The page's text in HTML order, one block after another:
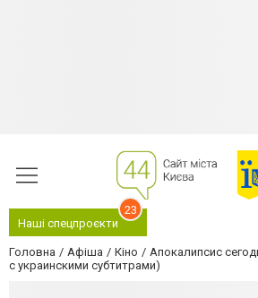
Наші спецпроєкти
23
Головна Афіша Кіно
Апокалипсис
с украинскими субтитрами)